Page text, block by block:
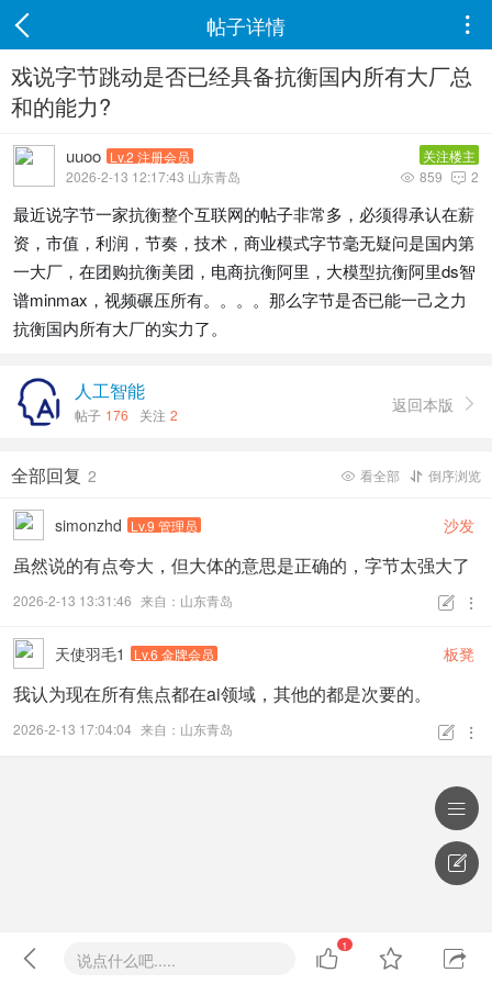
帖子详情 
戏说字节跳动是否已经具备抗衡国内所有大厂总
和的能力?
uuoo Lv.2 注册会员
关注楼主
2026-2-13 12:17:43 山东青岛
 2
 859
最近说字节一家抗衡整个互联网的帖子非常多，必须得承认在薪
资，市值，利润，节奏，技术，商业模式字节毫无疑问是国内第
一大厂，在团购抗衡美团，电商抗衡阿里，大模型抗衡阿里ds智
谱minmax，视频碾压所有。。。。那么字节是否已能一己之力
抗衡国内所有大厂的实力了。
人工智能
帖子 176 关注 2 返回本版 
 倒序浏览
 看全部
全部回复 2
simonzhd Lv.9 管理员 沙发
虽然说的有点夸大，但大体的意思是正确的，字节太强大了
2026-2-13 13:31:46 来自：山东青岛  
天使羽毛1 Lv.6 金牌会员 板凳
我认为现在所有焦点都在ai领域，其他的都是次要的。
2026-2-13 17:04:04 来自：山东青岛  
 说点什么吧..... 
1
 

